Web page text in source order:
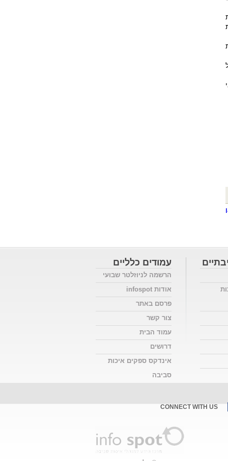
עמודים כלליים
הרשמה לניוזלטר שבועי
אודות infospot
פרסם באתר
צור קשר
עמוד הבית
דרושים
אינדקס ספקים איכות
סביבה
CONNECT WITH US